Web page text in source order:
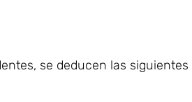
se deducen las